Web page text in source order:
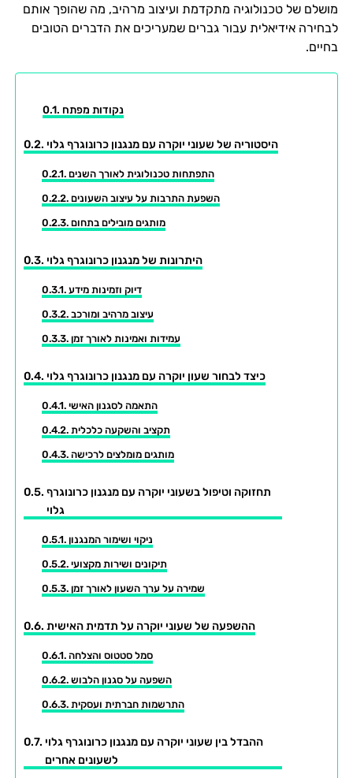
מושלם של טכנולוגיה מתקדמת ועיצוב מרהיב, מה שהופך אותם
לבחירה אידיאלית עבור גברים שמעריכים את הדברים הטובים
בחיים.
נקודות מפתח
היסטוריה של שעוני יוקרה עם מנגנון כרונוגרף גלוי
התפתחות טכנולוגית לאורך השנים
השפעת התרבות על עיצוב השעונים
מותגים מובילים בתחום
היתרונות של מנגנון כרונוגרף גלוי
דיוק וזמינות מידע
עיצוב מרהיב ומורכב
עמידות ואמינות לאורך זמן
כיצד לבחור שעון יוקרה עם מנגנון כרונוגרף גלוי
התאמה לסגנון האישי
תקציב והשקעה כלכלית
מותגים מומלצים לרכישה
תחזוקה וטיפול בשעוני יוקרה עם מנגנון כרונוגרף
גלוי
ניקוי ושימור המנגנון
תיקונים ושירות מקצועי
שמירה על ערך השעון לאורך זמן
ההשפעה של שעוני יוקרה על תדמית האישית
סמל סטטוס והצלחה
השפעה על סגנון הלבוש
התרשמות חברתית ועסקית
ההבדל בין שעוני יוקרה עם מנגנון כרונוגרף גלוי
לשעונים אחרים